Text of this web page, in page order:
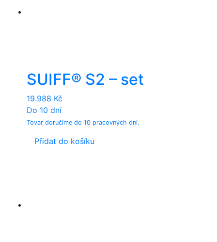
SUIFF® S2 – set
19.988 Kč
Do 10 dní
Tovar doručíme do 10 pracovných dní.
Přidat do košíku